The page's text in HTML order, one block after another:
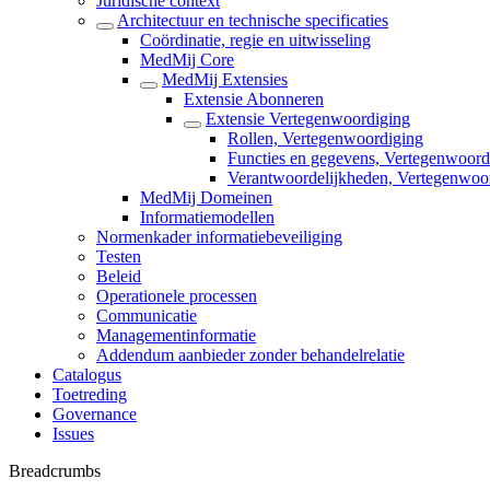
Architectuur en technische specificaties
Coördinatie, regie en uitwisseling
MedMij Core
MedMij Extensies
Extensie Abonneren
Extensie Vertegenwoordiging
Rollen, Vertegenwoordiging
Functies en gegevens,
Verantwoordelijkheden,
MedMij Domeinen
Informatiemodellen
Normenkader informatiebeveiliging
Testen
Beleid
Operationele processen
Communicatie
Managementinformatie
Addendum aanbieder zonder behandelrelatie
Catalogus
Toetreding
Governance
Issues
Breadcrumbs